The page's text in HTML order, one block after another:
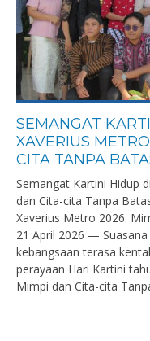
SEMANGAT
XAVERIUS
CITA TANPA
Semangat Kartini Hidup
dan Cita-cita Tanpa
Xaverius Metro 2026:
21 April 2026 —
kebangsaan terasa
perayaan Hari Kartini
Mimpi dan Cita-cita